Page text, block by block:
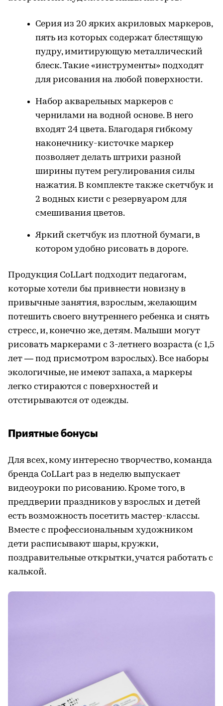
Серия из 20 ярких акриловых маркеров,
пять из которых содержат блестящую
пудру, имитирующую металлический
блеск. Такие «инструменты» подходят
для рисования на любой поверхности.
Набор акварельных маркеров с
чернилами на водной основе. В него
входят 24 цвета. Благодаря гибкому
наконечнику-кисточке маркер
позволяет делать штрихи разной
ширины путем регулирования силы
нажатия. В комплекте также скетчбук и
2 водных кисти с резервуаром для
смешивания цветов.
Яркий скетчбук из плотной бумаги, в
котором удобно рисовать в дороге.
Продукция CoLLart подходит педагогам,
которые хотели бы привнести новизну в
привычные занятия, взрослым, желающим
потешить своего внутреннего ребенка и снять
стресс, и, конечно же, детям. Малыши могут
рисовать маркерами с 3-летнего возраста (с 1,5
лет — под присмотром взрослых). Все наборы
экологичные, не имеют запаха, а маркеры
легко стираются с поверхностей и
отстирываются от одежды.
Приятные бонусы
Для всех, кому интересно творчество, команда
бренда CoLLart раз в неделю выпускает
видеоуроки по рисованию. Кроме того, в
преддверии праздников у взрослых и детей
есть возможность посетить мастер-классы.
Вместе с профессиональным художником
дети расписывают шары, кружки,
поздравительные открытки, учатся работать с
калькой.